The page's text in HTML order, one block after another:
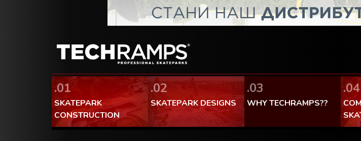
.01
SKATEPARK
CONSTRUCTION
.02
SKATEPARK DESIGNS
.03
WHY TECHRAMPS??
.04